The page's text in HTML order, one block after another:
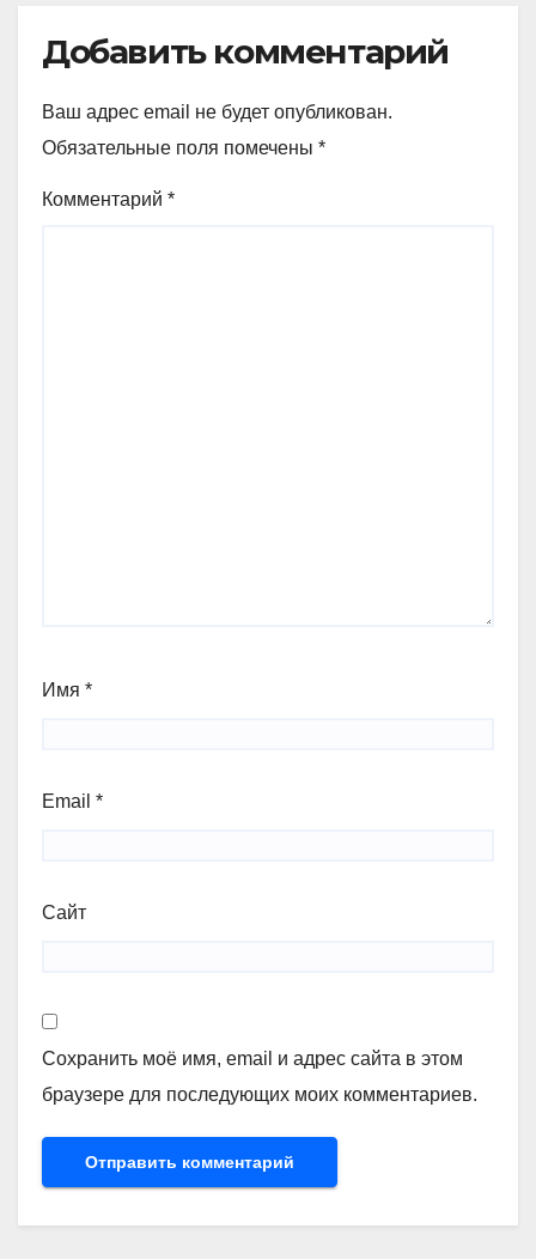
Добавить комментарий
Ваш адрес email не будет опубликован.
Обязательные поля помечены *
Комментарий *
Имя *
Email *
Сайт
Сохранить моё имя, email и адрес сайта в этом
браузере для последующих моих комментариев.